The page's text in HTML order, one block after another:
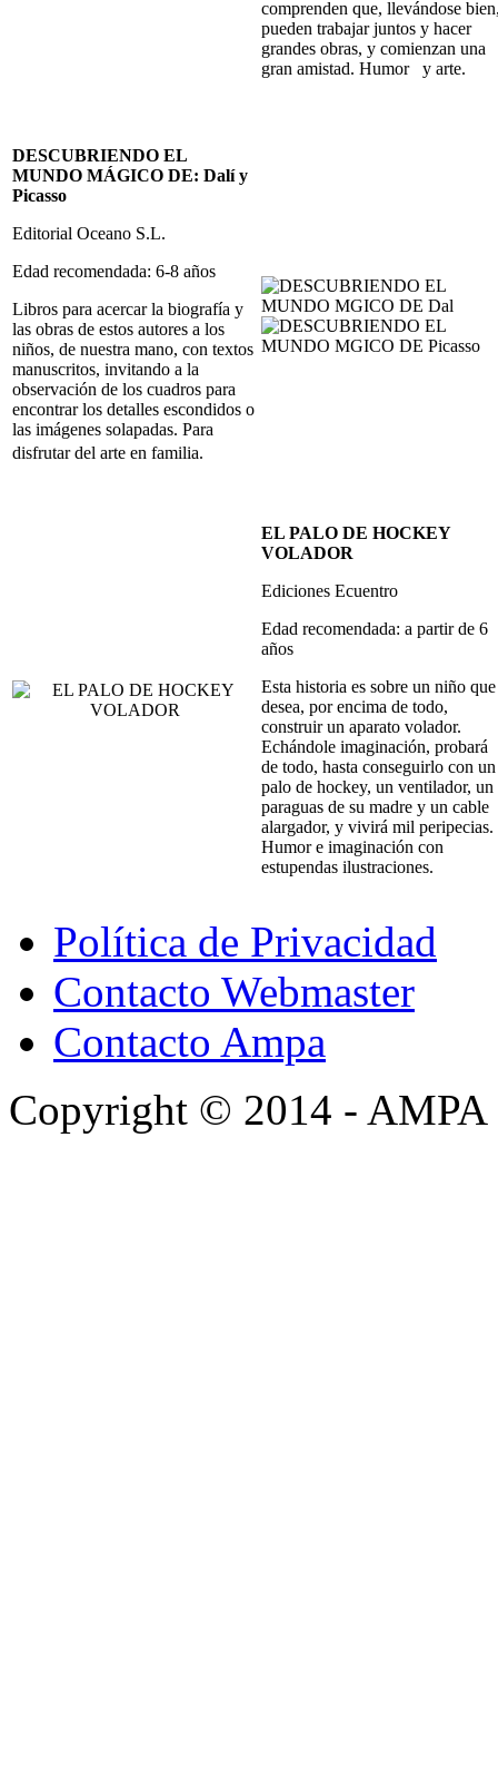
comprenden que, llevándose
pueden trabajar juntos y hacer
grandes obras, y comienzan una
gran amistad. Humor y arte.
DESCUBRIENDO EL
MUNDO MÁGICO DE: Dalí y
Picasso
Editorial Oceano S.L.
Edad recomendada: 6-8 años
Libros para acercar la biografía y
las obras de estos autores a los
niños, de nuestra mano, con textos
manuscritos, invitando a la
observación de los cuadros para
encontrar los detalles escondidos o
las imágenes solapadas. Para
disfrutar del arte en familia.
EL PALO DE HOCKEY
VOLADOR
Ediciones Ecuentro
Edad recomendada: a partir de 6
años
Esta historia es sobre un niño que
desea, por encima de todo,
construir un aparato volador.
Echándole imaginación, probará
de todo, hasta conseguirlo con un
palo de hockey, un ventilador, un
paraguas de su madre y un cable
alargador, y vivirá mil peripecias.
Humor e imaginación con
estupendas ilustraciones.
Política de Privacidad
Contacto Webmaster
Contacto Ampa
Copyright © 2014 - AMPA